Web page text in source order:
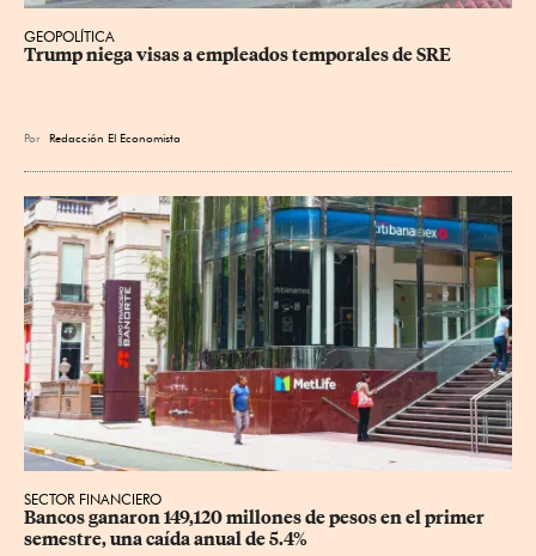
GEOPOLÍTICA
Trump niega visas a empleados temporales de SRE
Por Redacción El Economista
SECTOR FINANCIERO
Bancos ganaron 149,120 millones de pesos en el primer
semestre, una caída anual de 5.4%